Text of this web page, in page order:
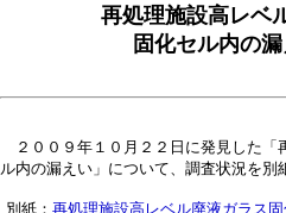
再処理施設高レベ
固化セル内の
２００９年１０月２２日に発見した「
ル内の漏えい」について、調査状況を
別紙： 再処理施設高レベル廃液ガラス